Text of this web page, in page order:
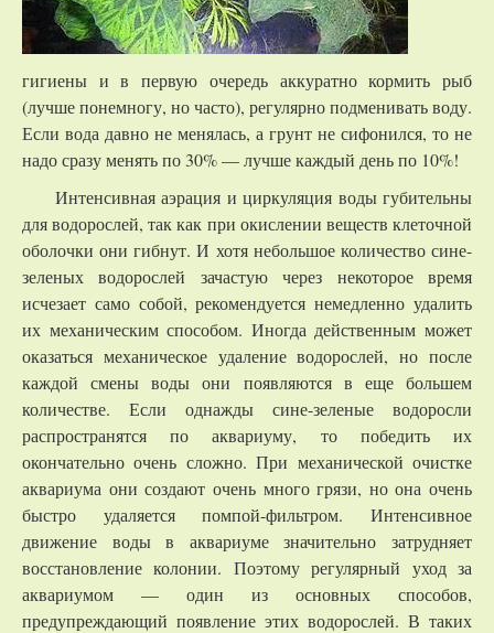
гигиены и в первую очередь аккуратно кормить рыб
(лучше понемногу, но часто), регулярно подменивать воду.
Если вода давно не менялась, а грунт не сифонился, то не
надо сразу менять по 30% — лучше каждый день по 10%!
Интенсивная аэрация и циркуляция воды губительны
для водорослей, так как при окислении веществ клеточной
оболочки они гибнут. И хотя небольшое количество сине-
зеленых водорослей зачастую через некоторое время
исчезает само собой, рекомендуется немедленно удалить
их механическим способом. Иногда действенным может
оказаться механическое удаление водорослей, но после
каждой смены воды они появляются в еще большем
количестве. Если однажды сине-зеленые водоросли
распространятся по аквариуму, то победить их
окончательно очень сложно. При механической очистке
аквариума они создают очень много грязи, но она очень
быстро удаляется помпой-фильтром. Интенсивное
движение воды в аквариуме значительно затрудняет
восстановление колонии. Поэтому регулярный уход за
аквариумом — один из основных способов,
предупреждающий появление этих водорослей. В таких